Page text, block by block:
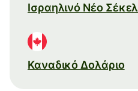
Ισραηλινό Νέο Σέκελ
Καναδικό Δολάριο